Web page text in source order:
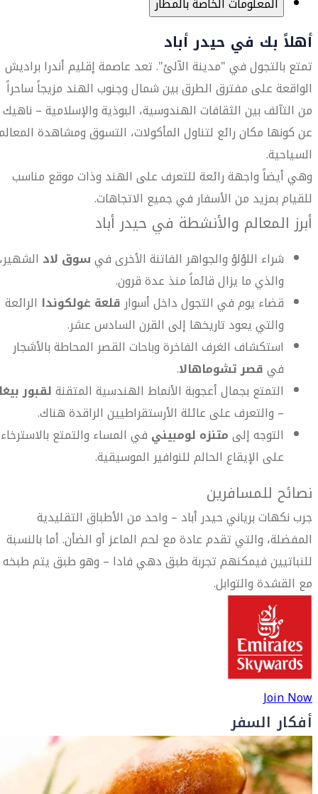
أهلاً بك في حيدر أباد
تمتع بالتجول في "مدينة الآلئ". تعد عاصمة إقليم أندرا براديش
الواقعة على مفترق الطرق بين شمال وجنوب الهند مزيجاً ساحراً
من التآلف بين الثقافات الهندوسية، البوذية والإسلامية – ناهيك
عن كونها مكان رائع لتناول المأكولات، التسوق ومشاهدة
السياحية.
وهي أيضاً واجهة رائعة للتعرف على الهند وذات موقع مناسب
للقيام بمزيد من الأسفار في جميع الاتجاهات.
أبرز المعالم والأنشطة في حيدر أباد
شراء اللؤلؤ والجواهر الفاتنة الأخرى فيسوق لاد الشهير،
والذي ما يزال قائماً منذ عدة قرون.
قضاء يوم في التجول داخل أسوار قلعة غولكوندا الرائعة
والتي يعود تاريخها إلى القرن السادس عشر.
استكشاف الغرف الفاخرة وباحات القصر المحاطة بالأشجار
فيقصر تشوماهالا.
التمتع بجمال أعجوبة الأنماط الهندسية المتقنةلقبور
– والتعرف على عائلة الأرستقراطيين الراقدة هناك.
التوجه إلىمتنزه لومبيني في المساء والتمتع بالاسترخاء
على الإيقاع الحالم للنوافير الموسيقية.
نصائح للمسافرين
جرب نكهات برياني حيدر أباد – واحد من الأطباق التقليدية
المفضلة، والتي تقدم عادة مع لحم الماعز أو الضأن. أما بالنسبة
للنباتيين فيمكنهم تجربة طبق دهي فادا – وهو طبق يتم طبخه
مع القشدة والتوابل.
Join Now
أفكار السفر